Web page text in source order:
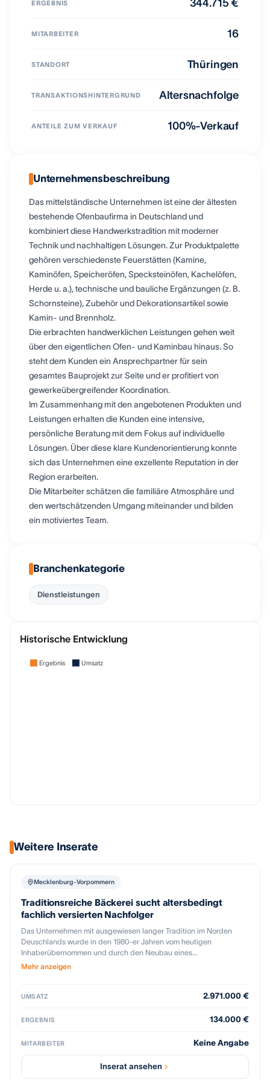
ERGEBNIS 344.715 €
MITARBEITER 16
STANDORT Thüringen
TRANSAKTIONSHINTERGRUND Altersnachfolge
ANTEILE ZUM VERKAUF 100%-Verkauf
Unternehmensbeschreibung
Das mittelständische Unternehmen ist eine der ältesten
bestehende Ofenbaufirma in Deutschland und
kombiniert diese Handwerkstradition mit moderner
Technik und nachhaltigen Lösungen. Zur Produktpalette
gehören verschiedenste Feuerstätten (Kamine,
Kaminöfen, Speicheröfen, Specksteinöfen, Kachelöfen,
Herde u. a.), technische und bauliche Ergänzungen (z. B.
Schornsteine), Zubehör und Dekorationsartikel sowie
Kamin- und Brennholz.
Die erbrachten handwerklichen Leistungen gehen weit
über den eigentlichen Ofen- und Kaminbau hinaus. So
steht dem Kunden ein Ansprechpartner für sein
gesamtes Bauprojekt zur Seite und er profitiert von
gewerkeübergreifender Koordination.
Im Zusammenhang mit den angebotenen Produkten und
Leistungen erhalten die Kunden eine intensive,
persönliche Beratung mit dem Fokus auf individuelle
Lösungen. Über diese klare Kundenorientierung konnte
sich das Unternehmen eine exzellente Reputation in der
Region erarbeiten.
Die Mitarbeiter schätzen die familiäre Atmosphäre und
den wertschätzenden Umgang miteinander und bilden
ein motiviertes Team.
Branchenkategorie
Dienstleistungen
Historische Entwicklung
Ergebnis Umsatz
Weitere Inserate
Mecklenburg-Vorpommern
Traditionsreiche Bäckerei sucht altersbedingt
fachlich versierten Nachfolger
Das Unternehmen mit ausgewiesen langer Tradition im Norden
Deuschlands wurde in den 1980-er Jahren vom heutigen
Inhaberübernommen und durch den Neubau eines
Produktionsgebäudes für die Belieferung von B2B Kunden und
Gesellschaft ist im klassischen Bäckerei- und Konditorei-Handwerk
Brötchen und Feingebäck. Im Konditoreisegment werden Kuchen
moderne technische Ausstattung, in der Backwaren teilweise
werden. Die Produktions- und Logistikabläufe werden durch den
Einsatz von IT-Systemen sowie neuester Anlagentechnik optimiert.
Mehr anzeigen
UMSATZ 2.971.000 €
ERGEBNIS 134.000 €
MITARBEITER Keine Angabe
Inserat ansehen